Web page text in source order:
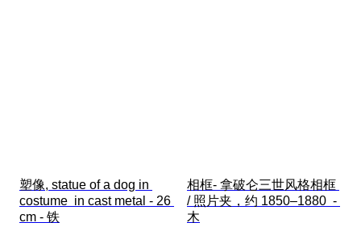
塑像, statue of a dog in
costume  in cast metal - 26
cm - 铁
相框- 拿破仑三世风格相框
/ 照片夹，约 1850–1880  -
木